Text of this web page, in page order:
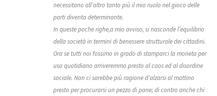
necessitano all’altro tanto più il mio ruolo nel gioco delle
parti diventa determinante.
In queste poche righe,a mio avviso, si nasconde l’equilibrio
della società in termini di benessere strutturale dei cittadini.
Ora se tutti noi fossimo in grado di stamparci la moneta per
uso quotidiano arriveremmo presto al caos ed al disordine
sociale. Non ci sarebbe più ragione d’alzarsi al mattino
presto per procurarsi un pezzo di pane; di contro anche chi